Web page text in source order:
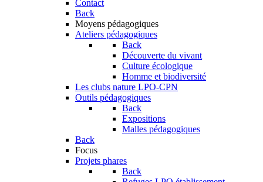
Contact
Back
Moyens pédagogiques
Ateliers pédagogiques
Back
Découverte du vivant
Culture écologique
Homme et biodiversité
Les clubs nature LPO-CPN
Outils pédagogiques
Back
Expositions
Malles pédagogiques
Back
Focus
Projets phares
Back